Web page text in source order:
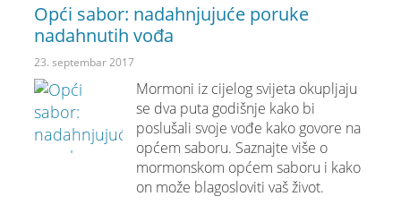
Opći sabor: nadahnjujuće poruke
nadahnutih vođa
23. septembar 2017
Mormoni iz cijelog svijeta okupljaju
se dva puta godišnje kako bi
poslušali svoje vođe kako govore na
općem saboru. Saznajte više o
mormonskom općem saboru i kako
on može blagosloviti vaš život.